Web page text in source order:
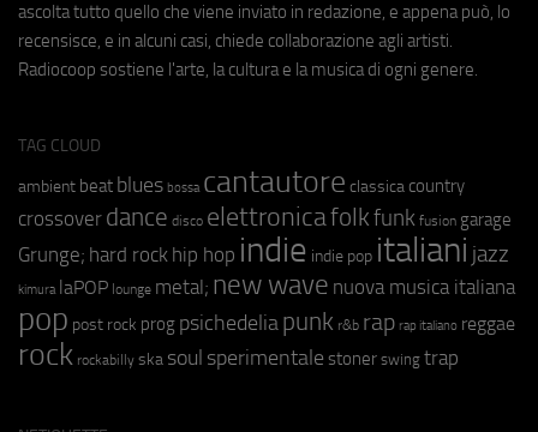
ascolta tutto quello che viene inviato in redazione, e appena può, lo
recensisce, e in alcuni casi, chiede collaborazione agli artisti.
Radiocoop sostiene l'arte, la cultura e la musica di ogni genere.
TAG CLOUD
ambient beat blues bossa cantautore classica country
crossover dance disco elettronicafolkfunk fusion garage
Grunge; hard rock hip hop indie indie pop italiani jazz
kimura laPOP lounge metal; new wave nuova musica italiana
pop post rock prog psichedeliapunk r&b rap rap italiano reggae
rock rockabilly ska soul sperimentale stoner swing trap